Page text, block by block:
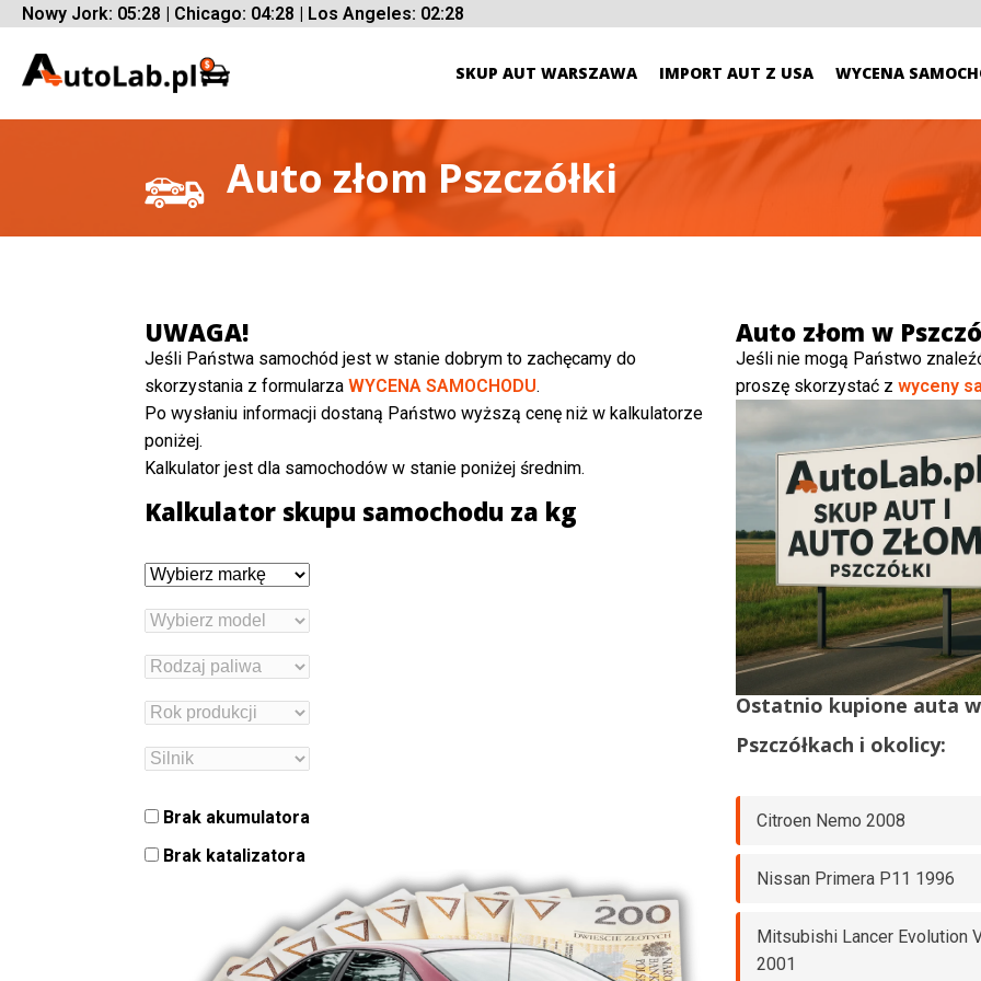
Nowy Jork: 05:28 | Chicago: 04:28 | Los Angeles: 02:28
SKUP AUT WARSZAWA IMPORT AUT Z USA WYCENA
Auto złom Pszczółki
UWAGA!
Jeśli Państwa samochód jest w stanie dobrym to zachęcamy do
skorzystania z formularza WYCENA SAMOCHODU.
Po wysłaniu informacji dostaną Państwo wyższą cenę niż w kalkulatorze
poniżej.
Kalkulator jest dla samochodów w stanie poniżej średnim.
Kalkulator skupu samochodu za kg
Brak akumulatora
Brak katalizatora
Auto złom w
Jeśli nie mogą Państwo
proszę skorzystać z wyceny
Ostatnio kupione auta
Pszczółkach i okolicy:
Citroen Nemo 2008
Nissan Primera P11 1996
Mitsubishi Lancer Evolution
2001